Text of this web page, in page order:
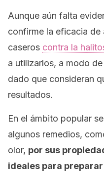
Aunque aún falta
confirme la eficacia de
caseros contra la
a utilizarlos, a modo
dado que consideran
resultados.
En el ámbito popular
algunos remedios,
olor, por sus
ideales para